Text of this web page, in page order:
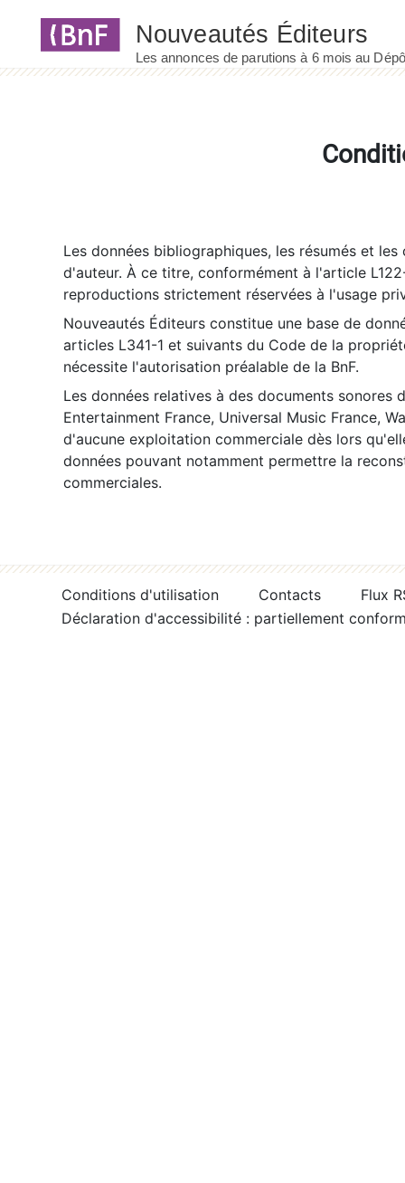
Les données bibliographiques, les résumés et
d'auteur. À ce titre, conformément à l'article
reproductions strictement réservées à l'usage
Nouveautés Éditeurs constitue une base de
articles L341-1 et suivants du Code de la
nécessite l'autorisation préalable de la BnF.
Les données relatives à des documents sonores
Entertainment France, Universal Music France,
d'aucune exploitation commerciale dès lors
données pouvant notamment permettre la
commerciales.
Conditions d'utilisation Contacts
Flux
Déclaration d'accessibilité : partiellement